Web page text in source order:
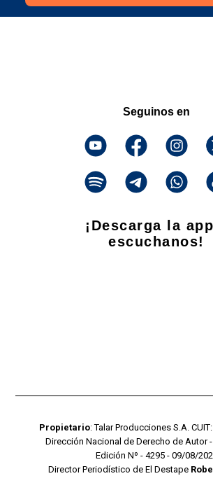
Seguinos en
¡Descarga la
escuchanos!
Propietario: Talar Producciones S.A.
Dirección Nacional de Derecho de Autor -
Edición Nº - 4295 - 09/08/
Director Periodístico de El Destape